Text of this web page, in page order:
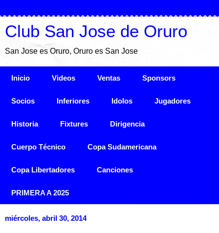
Club San Jose de Oruro
San Jose es Oruro, Oruro es San Jose
Inicio Videos Ventas Sponsors
Socios Inferiores Idolos Jugadores
Historia Fixtures Dirigencia
Cuerpo Técnico Copa Sudamericana
Copa Libertadores Canciones
PRIMERA A 2025
miércoles, abril 30, 2014